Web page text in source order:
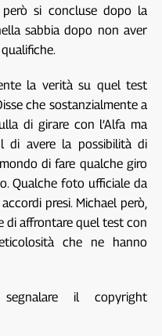
però si concluse dopo la
sabbia dopo non aver
la verità su quel test
che sostanzialmente a
di girare con l’Alfa ma
di avere la possibilità di
di fare qualche giro
Qualche foto ufficiale da
presi. Michael però,
di affrontare quel test con
che ne hanno
il copyright